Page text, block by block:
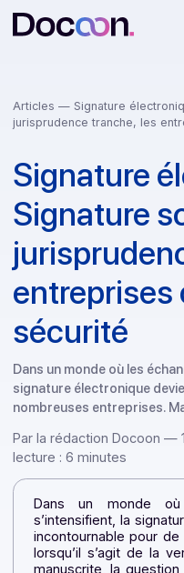
Articles— Signature
Signature
Signature
sécurité
Dans un monde où les
signature électronique
nombreuses entreprises.
Par la rédaction
lecture : 6 minutes
Dans un monde